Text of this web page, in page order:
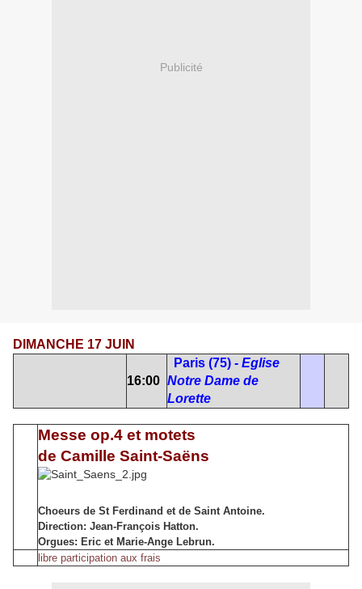
Publicité
DIMANCHE 17 JUIN
16:00
Paris (75) - Eglise
Notre Dame de
Lorette
Messe op.4 et motets
de Camille Saint-Saëns
Choeurs de St Ferdinand et de Saint Antoine.
Direction: Jean-François Hatton.
Orgues: Eric et Marie-Ange Lebrun.
libre participation aux frais